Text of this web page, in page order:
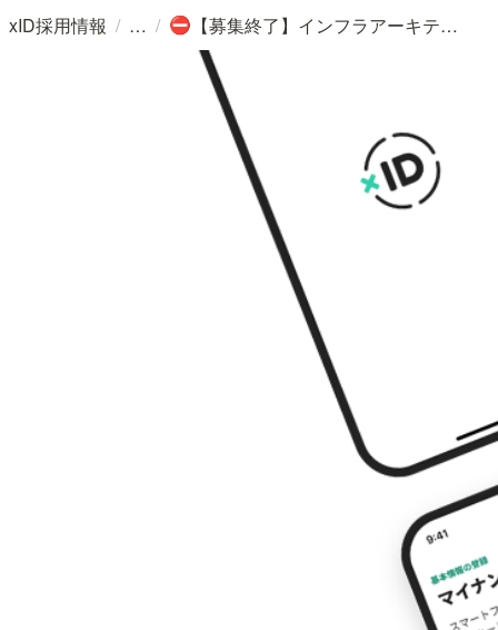
xID採用情報 / / ⛔ 【募集終了】インフラアーキテクト募集（全国フルリモート勤務可）